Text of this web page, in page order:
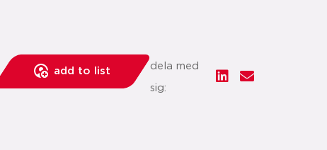
add to list dela med
sig: